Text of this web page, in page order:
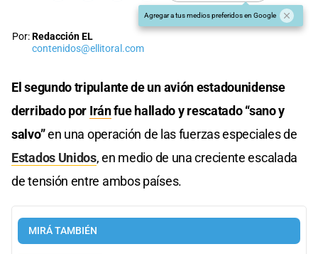
Agregar a tus medios preferidos en Google
Por:Redacción EL
contenidos@ellitoral.com
El segundo tripulante de un avión estadounidense
derribado por Iránfue hallado y rescatado “sano y
salvo”en una operación de las fuerzas especiales de
Estados Unidos, en medio de una creciente escalada
de tensión entre ambos países.
MIRÁ TAMBIÉN